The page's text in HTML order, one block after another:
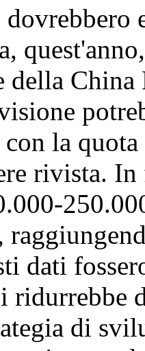
della
la
rivista.
dati
ridurrebbe
di